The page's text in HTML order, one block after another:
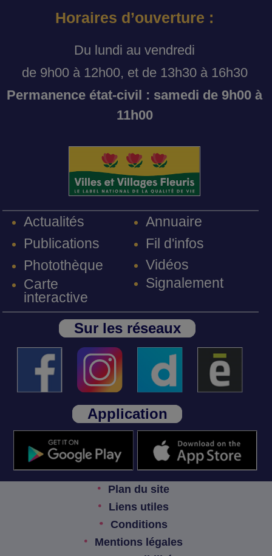
Horaires d’ouverture :
Du lundi au vendredi
de 9h00 à 12h00, et de 13h30 à 16h30
Permanence état-civil : samedi de 9h00 à
11h00
Actualités
Publications
Photothèque
Carte
interactive
Annuaire
Fil d'infos
Vidéos
Signalement
Sur les réseaux
Application
Plan du site
Liens utiles
Conditions
Mentions légales